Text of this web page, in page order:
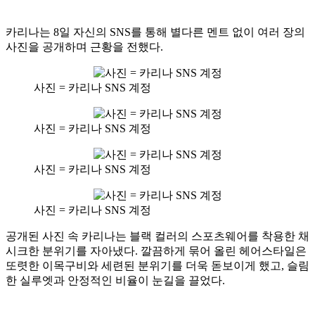
카리나는 8일 자신의 SNS를 통해 별다른 멘트 없이 여러 장의
사진을 공개하며 근황을 전했다.
사진 = 카리나 SNS 계정
사진 = 카리나 SNS 계정
사진 = 카리나 SNS 계정
사진 = 카리나 SNS 계정
공개된 사진 속 카리나는 블랙 컬러의 스포츠웨어를 착용한 채
시크한 분위기를 자아냈다. 깔끔하게 묶어 올린 헤어스타일은
또렷한 이목구비와 세련된 분위기를 더욱 돋보이게 했고, 슬림
한 실루엣과 안정적인 비율이 눈길을 끌었다.